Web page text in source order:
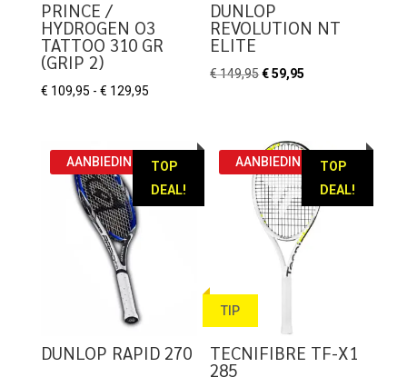
PRINCE /
HYDROGEN O3
TATTOO 310 GR
(GRIP 2)
€ 109,95 - € 129,95Prijsklasse:
€ 129,95
DUNLOP
REVOLUTION NT
ELITE
€149,95Oorspronkelijke
€ 149,95.
€59,95
€ 59,95.
TOP
DEAL!
AANBIEDING!
DUNLOP RAPID 270
TOP
DEAL!
TIP
AANBIEDING!
TECNIFIBRE TF-X1
285